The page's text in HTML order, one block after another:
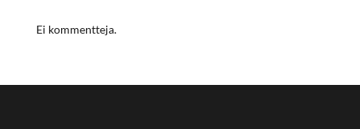
Ei kommentteja.